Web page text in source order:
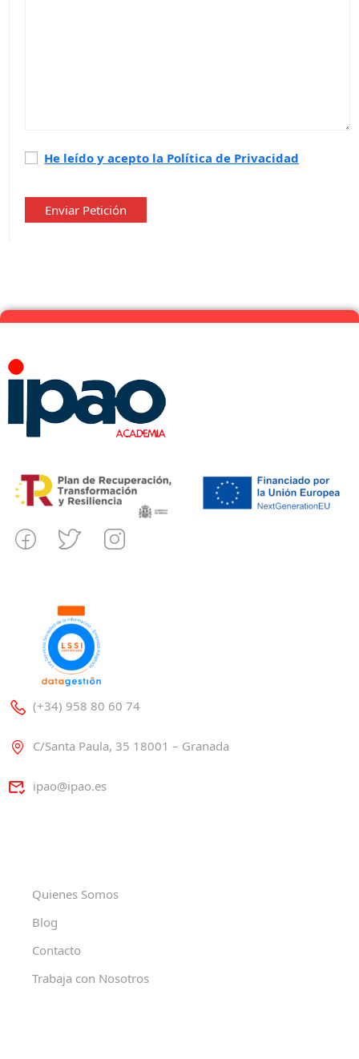
Política
privacidad*
He leído y acepto la Política de Privacidad
Enviar Petición
(+34) 958 80 60 74
C/Santa Paula, 35 18001 – Granada
ipao@ipao.es
Quienes Somos
Blog
Contacto
Trabaja con Nosotros